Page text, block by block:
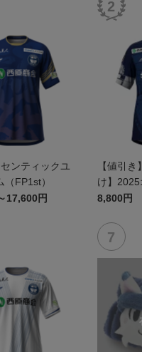
ンティックユ
（FP1st）
17,600円
【値引
け】2025
ユニフォ
8,800円